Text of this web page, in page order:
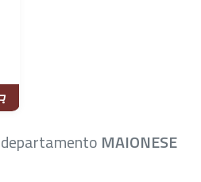
MAIONESE